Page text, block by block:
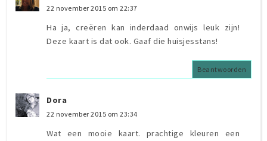
22 november 2015 om 22:37
Ha ja, creëren kan inderdaad onwijs leuk zijn!
Deze kaart is dat ook. Gaaf die huisjesstans!
Beantwoorden
Dora
22 november 2015 om 23:34
Wat een mooie kaart. prachtige kleuren een